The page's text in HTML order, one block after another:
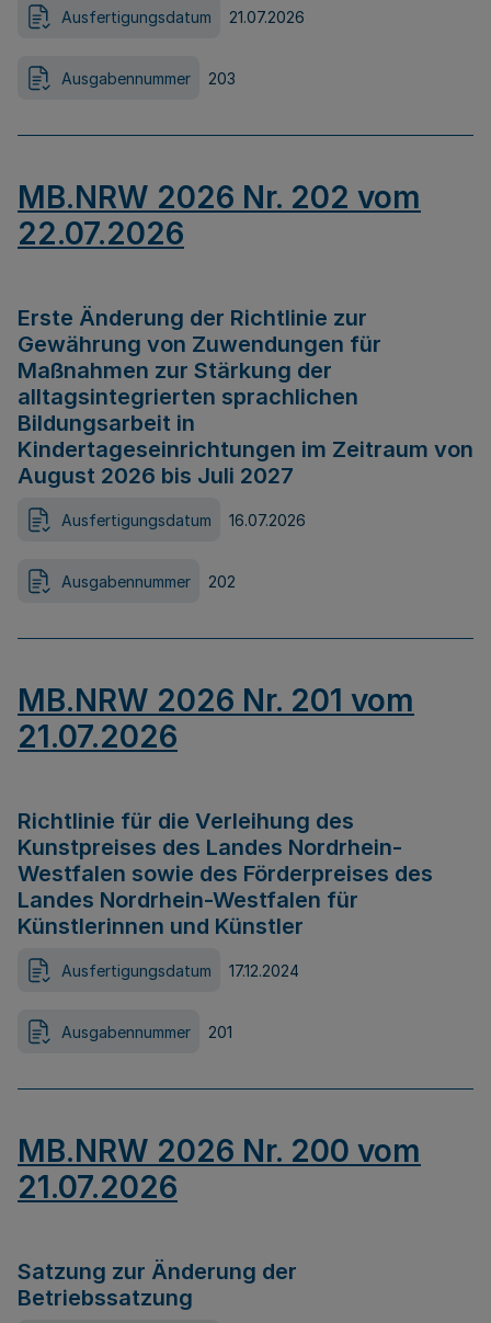
Ausfertigungsdatum 21.07.2026
Ausgabennummer 203
MB.NRW 2026 Nr. 202 vom
22.07.2026
Erste Änderung der Richtlinie zur
Gewährung von Zuwendungen für
Maßnahmen zur Stärkung der
alltagsintegrierten sprachlichen
Bildungsarbeit in
Kindertageseinrichtungen im Zeitraum von
August 2026 bis Juli 2027
Ausfertigungsdatum 16.07.2026
Ausgabennummer 202
MB.NRW 2026 Nr. 201 vom
21.07.2026
Richtlinie für die Verleihung des
Kunstpreises des Landes Nordrhein-
Westfalen sowie des Förderpreises des
Landes Nordrhein-Westfalen für
Künstlerinnen und Künstler
Ausfertigungsdatum 17.12.2024
Ausgabennummer 201
MB.NRW 2026 Nr. 200 vom
21.07.2026
Satzung zur Änderung der
Betriebssatzung